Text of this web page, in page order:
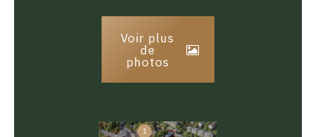
Voir plus
de
photos
1